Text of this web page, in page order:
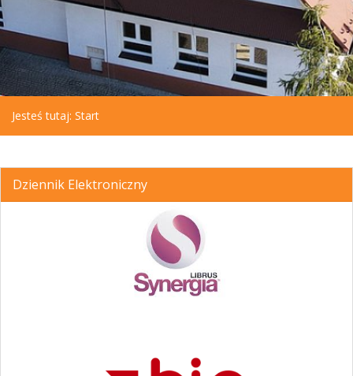
Jesteś tutaj: Start
Dziennik Elektroniczny